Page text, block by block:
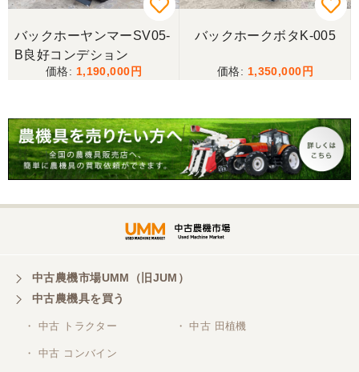
岐阜県／バインダー
急なお願いにも対応ありがとうございました。 あり
がとうございました。 親切に対応していただきまし
岐阜県／横倉林
ありがとうございます。
岐阜県／横倉林
岐阜県／横倉林
ありがとうございます
バックホーヤンマーSV05-
B良好コンデション
1,190,000
バックホークボタK-005
1,350,000
中古農機市場UMM（旧JUM）
中古農機具を買う
・ 中古 トラクター ・ 中古 田植機
・ 中古 コンバイン